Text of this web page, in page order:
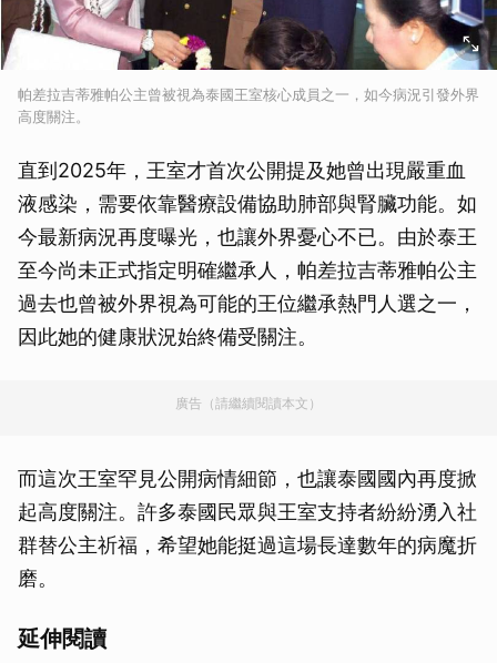
帕差拉吉蒂雅帕公主曾被視為泰國王室核心成員之一，如今病況引發外界
高度關注。
直到2025年，王室才首次公開提及她曾出現嚴重血
液感染，需要依靠醫療設備協助肺部與腎臟功能。如
今最新病況再度曝光，也讓外界憂心不已。由於泰王
至今尚未正式指定明確繼承人，帕差拉吉蒂雅帕公主
過去也曾被外界視為可能的王位繼承熱門人選之一，
因此她的健康狀況始終備受關注。
廣告（請繼續閱讀本文）
而這次王室罕見公開病情細節，也讓泰國國內再度掀
起高度關注。許多泰國民眾與王室支持者紛紛湧入社
群替公主祈福，希望她能挺過這場長達數年的病魔折
磨。
延伸閱讀